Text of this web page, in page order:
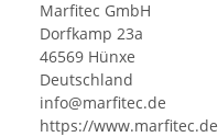
Marfitec GmbH
Dorfkamp 23a
46569 Hünxe
Deutschland
info@marfitec.de
https://www.marfitec.de